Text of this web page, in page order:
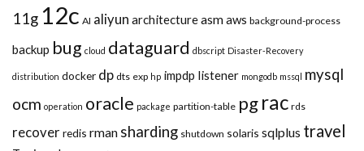
11g 12c AI aliyun architectureasmaws background-process
backup bug cloud dataguard dbscript Disaster-Recovery
distribution docker dp dts exp hp impdp listener mongodb mssql mysql
ocm operation oracle package partition-table pgrac rds
recover redis rman sharding shutdown solaris sqlplus travel